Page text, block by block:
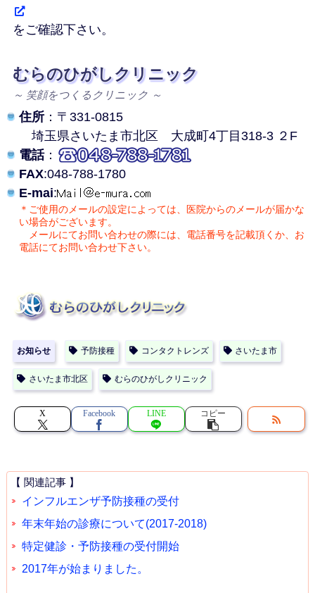
をご確認下さい。
むらのひがしクリニック
～ 笑顔をつくるクリニック ～
住所 ：〒331-0815
埼玉県さいたま市北区 大成町4丁目318-3 ２F
電話：
FAX:048-788-1780
E-mai:
＊ご使用のメールの設定によっては、医院からのメールが届かな
い場合がございます。
メールにてお問い合わせの際には、電話番号を記載頂くか、お
電話にてお問い合わせ下さい。
お知らせ 予防接種 コンタクトレンズ さいたま市
さいたま市北区 むらのひがしクリニック
X Facebook LINE コピー
【 関連記事 】
インフルエンザ予防接種の受付
年末年始の診療について(2017-2018)
特定健診・予防接種の受付開始
2017年が始まりました。